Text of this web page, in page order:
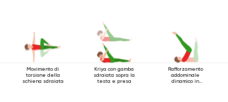
Movimento di
torsione della
schiena sdraiata
Kriya con gamba
sdraiata sopra la
testa e presa
Rafforzamento
addominale
dinamico in